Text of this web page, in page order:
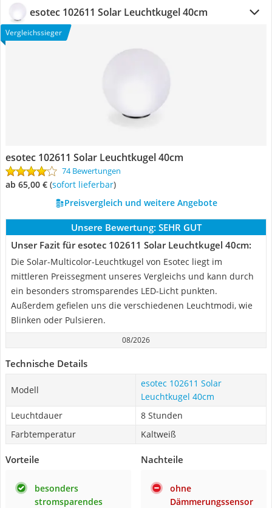
esotec 102611 Solar Leuchtkugel 40cm
Vergleichssieger
esotec 102611 Solar Leuchtkugel 40cm
74 Bewertungen
ab 65,00 € ( Sofort lieferbar)
Preisvergleich und weitere Angebote
Unsere Bewertung: SEHR GUT
Unser Fazit für esotec 102611 Solar Leuchtkugel 40cm:
Die Solar-Multicolor-Leuchtkugel von Esotec liegt im
mittleren Preissegment unseres Vergleichs und kann durch
ein besonders stromsparendes LED-Licht punkten.
Außerdem gefielen uns die verschiedenen Leuchtmodi, wie
Blinken oder Pulsieren.
08/2026
Technische Details
Modell
esotec 102611 Solar
Leuchtkugel 40cm
Leuchtdauer
8 Stunden
Farbtemperatur
Kaltweiß
Vorteile
besonders
stromsparendes
Nachteile
ohne
Dämmerungssensor